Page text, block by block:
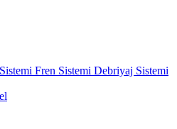
Fren Sistemi Debriyaj Sistemi